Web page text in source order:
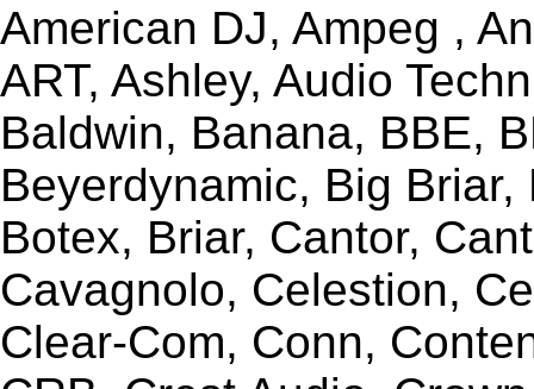
American DJ, Ampeg ,
ART, Ashley, Audio
Baldwin, Banana, BBE,
Beyerdynamic, Big
Botex, Briar, Cantor,
Cavagnolo, Celestion,
Clear-Com, Conn,